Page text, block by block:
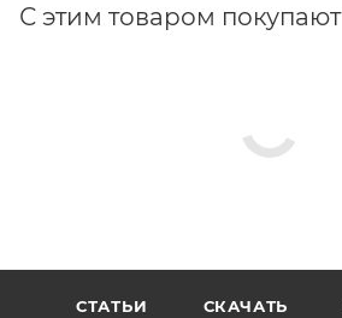
С этим товаром покупают
СТАТЬИ СКАЧАТЬ